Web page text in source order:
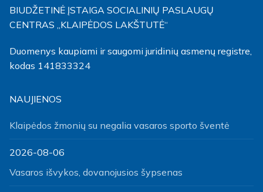
BIUDŽETINĖ ĮSTAIGA SOCIALINIŲ PASLAUGŲ
CENTRAS „KLAIPĖDOS LAKŠTUTĖ“
Duomenys kaupiami ir saugomi juridinių asmenų registre,
kodas 141833324
NAUJIENOS
Klaipėdos žmonių su negalia vasaros sporto šventė
2026-08-06
Vasaros išvykos, dovanojusios šypsenas